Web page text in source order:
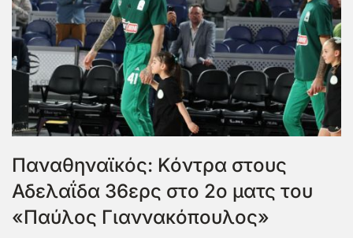
Παναθηναϊκός: Κόντρα στους
Αδελαΐδα 36ερς στο 2ο ματς του
«Παύλος Γιαννακόπουλος»